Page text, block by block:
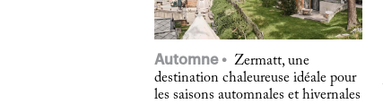
Automne
Zermatt, une
destination chaleureuse idéale pour
les saisons automnales et hivernales